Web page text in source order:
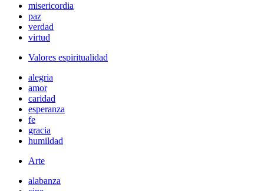
misericordia
paz
verdad
virtud
Valores espiritualidad
alegria
amor
caridad
esperanza
fe
gracia
humildad
Arte
alabanza